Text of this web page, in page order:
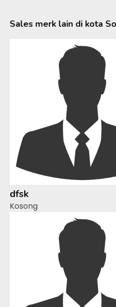
Sales merk lain di kota
dfsk
Kosong